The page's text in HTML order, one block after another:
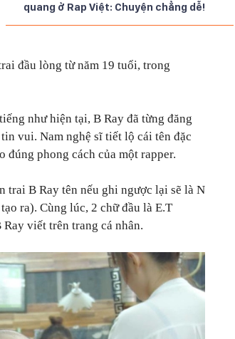
quang ở Rap Việt: Chuyện chẳng dễ!
đầu lòng từ năm 19 tuổi, trong
như hiện tại, B Ray đã từng đăng
vui. Nam nghệ sĩ tiết lộ cái tên đặc
đúng phong cách của một rapper.
trai B Ray tên nếu ghi ngược lại sẽ là N
ra). Cùng lúc, 2 chữ đầu là E.T
viết trên trang cá nhân.